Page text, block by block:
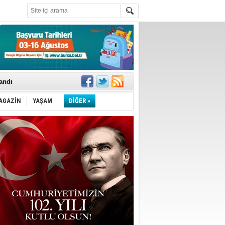
YAŞAM DİĞER »